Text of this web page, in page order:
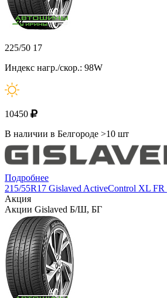
225/50 17
Индекс нагр./скор.: 98W
10450
В наличии в Белгороде >10 шт
Подробнее
215/55R17 Gislaved ActiveControl XL
Акция
Акции Gislaved Б/Ш, БГ